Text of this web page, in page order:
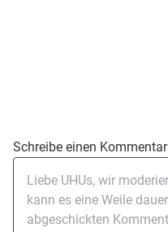
Schreibe einen Kommentar